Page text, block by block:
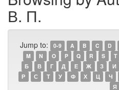
В. П.
Jump to: 0-9 A B C D
M
N O P Q R S T
Б
В Г Д Е Ж З И
Р
С Т У Ф Х Ц Ч
Я